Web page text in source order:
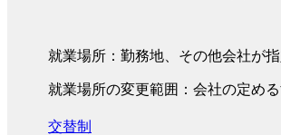
就業場所：勤務地、その他会社が
就業場所の変更範囲：会社の定め
交替制